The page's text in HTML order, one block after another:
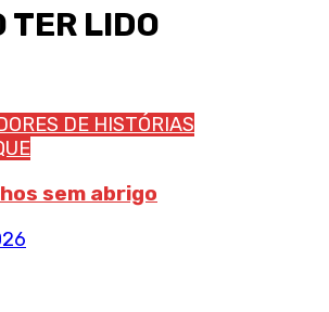
TER LIDO
DE HISTÓRIAS
sem abrigo